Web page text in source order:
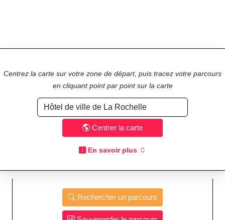
Centrez la carte sur votre zone de départ, puis tracez votre parcours
en cliquant point par point sur la carte
Centrer la carte
En savoir plus
Rechercher un parcours